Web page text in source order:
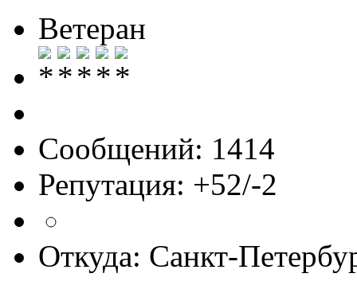
Ветеран
Сообщений: 1414
Репутация: +52/-2
Откуда: Санкт-